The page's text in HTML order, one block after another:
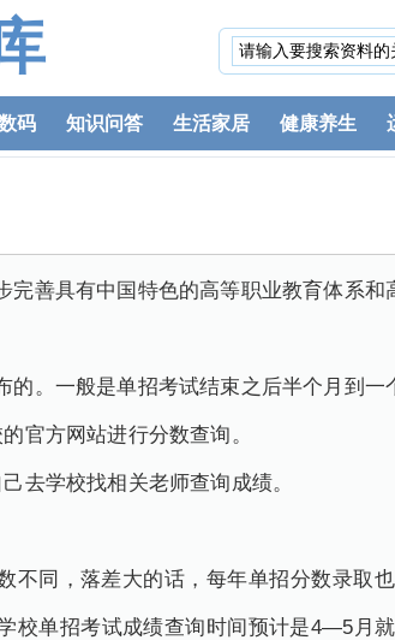
码 知识问答 生活家居 健康养生
完善具有中国特色的高等职业教育体系和
的。一般是单招考试结束之后半个月到一
官方网站进行分数查询。
去学校找相关老师查询成绩。
不同，落差大的话，每年单招分数录取
校单招考试成绩查询时间预计是4—5月